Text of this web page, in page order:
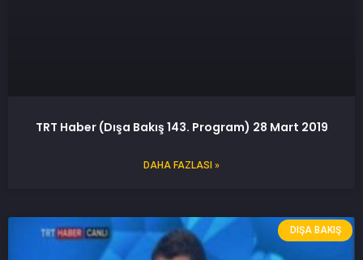
TRT Haber (Dışa Bakış 143. Program) 28 Mart 2019
DAHA FAZLASI »
DIŞA BAKIŞ